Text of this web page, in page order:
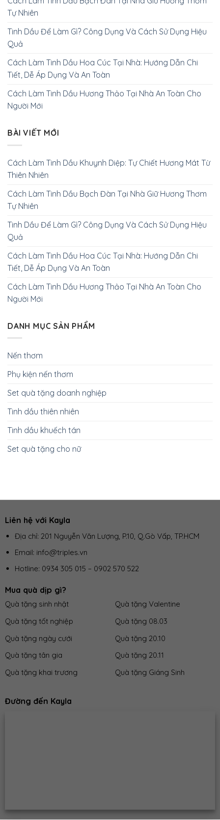
Tự Nhiên
Tinh Dầu Để Làm Gì? Công Dụng Và Cách Sử Dụng Hiệu
Quả
Cách Làm Tinh Dầu Hoa Cúc Tại Nhà: Hướng Dẫn Chi
Tiết, Dễ Áp Dụng Và An Toàn
Cách Làm Tinh Dầu Hương Thảo Tại Nhà An Toàn Cho
Người Mới
BÀI VIẾT MỚI
Cách Làm Tinh Dầu Khuynh Diệp: Tự Chiết Hương Mát Từ
Thiên Nhiên
Cách Làm Tinh Dầu Bạch Đàn Tại Nhà Giữ Hương Thơm
Tự Nhiên
Tinh Dầu Để Làm Gì? Công Dụng Và Cách Sử Dụng Hiệu
Quả
Cách Làm Tinh Dầu Hoa Cúc Tại Nhà: Hướng Dẫn Chi
Tiết, Dễ Áp Dụng Và An Toàn
Cách Làm Tinh Dầu Hương Thảo Tại Nhà An Toàn Cho
Người Mới
DANH MỤC SẢN PHẨM
Nến thơm
Phụ kiện nến thơm
Set quà tặng doanh nghiệp
Tinh dầu thiên nhiên
Tinh dầu khuếch tán
Set quà tặng cho nữ
Liên hệ với Kayla
Địa chỉ: 201 Nguyễn Văn Lượng, P.10, Q.Gò Vấp, TP.HCM
Email: info@triples.vn
Hotline: 0934 305 015 – 0902 570 522
Mua quà dịp gì?
Quà tặng sinh nhật
Quà tặng tốt nghiệp
Quà tặng ngày cưới
Quà tặng tân gia
Quà tặng khai trương
Quà tặng Valentine
Quà tặng 08.03
Quà tặng 20.10
Quà tặng 20.11
Quà tặng Giáng Sinh
Đường đến Kayla